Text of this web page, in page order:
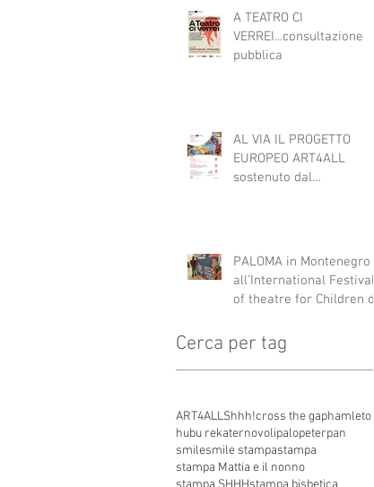
nelle attività teatrali
A TEATRO CI
VERREI...consultazione
pubblica
AL VIA IL PROGETTO
EUROPEO ART4ALL
sostenuto dal
Montenegro.
PALOMA in Montenegro
all’International Festival
of theatre for Children di
Cerca per tag
ART4ALLShhh!cross the gaphamleto
hubu rekaternovolipalopeterpan
smilesmile stampastampa
stampa Mattia e il nonno